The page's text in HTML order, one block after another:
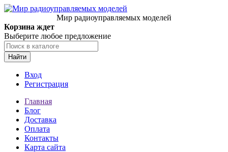
Мир радиоуправляемых моделей
Корзина ждет
Выберите любое предложение
Найти
Вход
Регистрация
Главная
Блог
Доставка
Оплата
Контакты
Карта сайта